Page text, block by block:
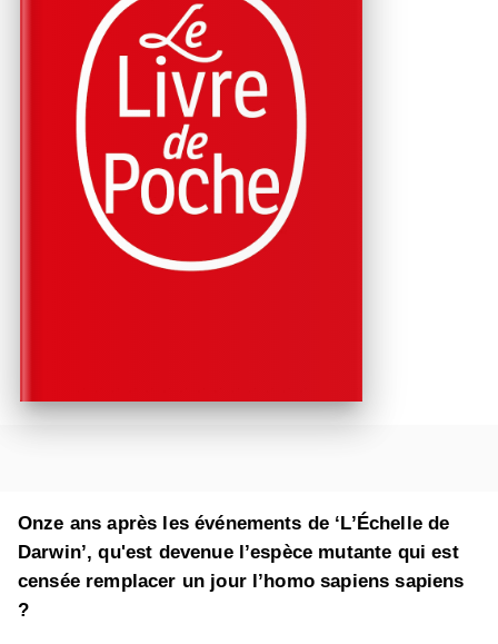
Onze ans après les événements de ‘L’Échelle de
Darwin’, qu'est devenue l’espèce mutante qui est
censée remplacer un jour l’homo sapiens sapiens
?